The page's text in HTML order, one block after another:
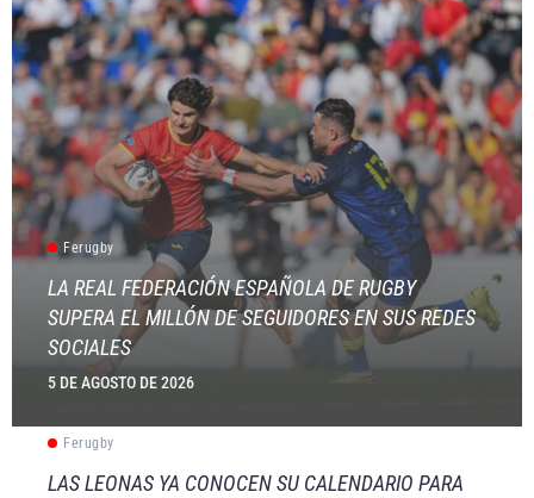
Ferugby
LA REAL FEDERACIÓN ESPAÑOLA DE RUGBY
SUPERA EL MILLÓN DE SEGUIDORES EN SUS REDES
SOCIALES
5 DE AGOSTO DE 2026
Ferugby
LAS LEONAS YA CONOCEN SU CALENDARIO PARA